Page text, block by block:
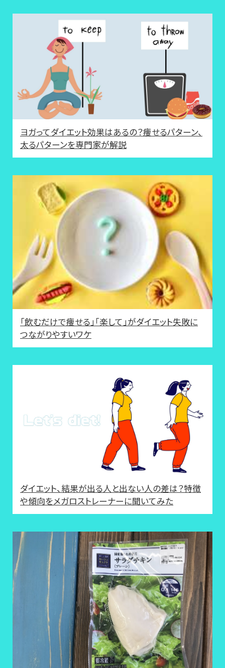
ヨガってダイエット効果はあるの？痩せるパターン、
太るパターンを専門家が解説
「飲むだけで痩せる」「楽して」がダイエット失敗に
つながりやすいワケ
ダイエット、結果が出る人と出ない人の差は？特徴
や傾向をメガロストレーナーに聞いてみた